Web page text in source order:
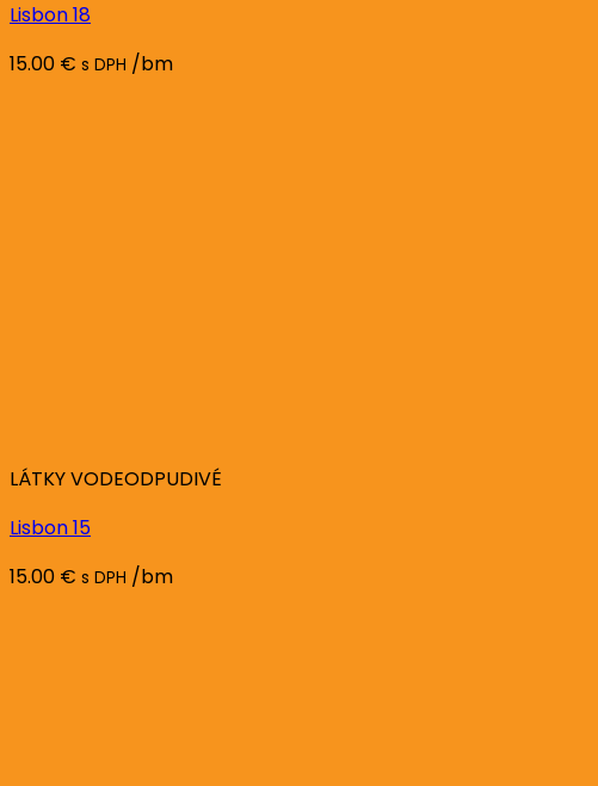
Lisbon 18
15.00 € s DPH /bm
LÁTKY VODEODPUDIVÉ
Lisbon 15
15.00 € s DPH /bm